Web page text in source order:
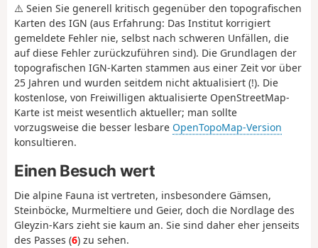
⚠️ Seien Sie generell kritisch gegenüber den topografischen
Karten des IGN (aus Erfahrung: Das Institut korrigiert
gemeldete Fehler nie, selbst nach schweren Unfällen, die
auf diese Fehler zurückzuführen sind). Die Grundlagen der
topografischen IGN-Karten stammen aus einer Zeit vor über
25 Jahren und wurden seitdem nicht aktualisiert (!). Die
kostenlose, von Freiwilligen aktualisierte OpenStreetMap-
Karte ist meist wesentlich aktueller; man sollte
vorzugsweise die besser lesbare OpenTopoMap-Version
konsultieren.
Einen Besuch wert
Die alpine Fauna ist vertreten, insbesondere Gämsen,
Steinböcke, Murmeltiere und Geier, doch die Nordlage des
Gleyzin-Kars zieht sie kaum an. Sie sind daher eher jenseits
des Passes (6) zu sehen.